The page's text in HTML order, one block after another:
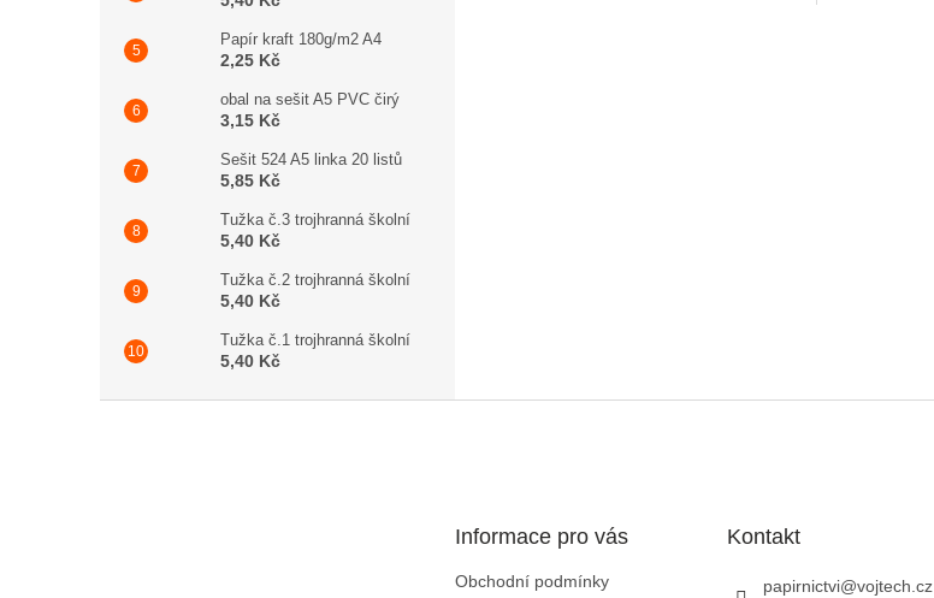
Papír kraft 180g/m2 A4
2,25 Kč
obal na sešit A5 PVC čirý
3,15 Kč
Sešit 524 A5 linka 20 listů
5,85 Kč
Tužka č.3 trojhranná školní
5,40 Kč
Tužka č.2 trojhranná školní
5,40 Kč
Tužka č.1 trojhranná školní
5,40 Kč
Informace pro vás
Obchodní podmínky
Kontakt
papirnictvi@vojtech.cz